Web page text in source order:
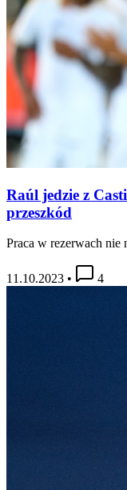
Raúl jedzie z
przeszkód
Praca w rezerwach nie
11.10.2023 • 4